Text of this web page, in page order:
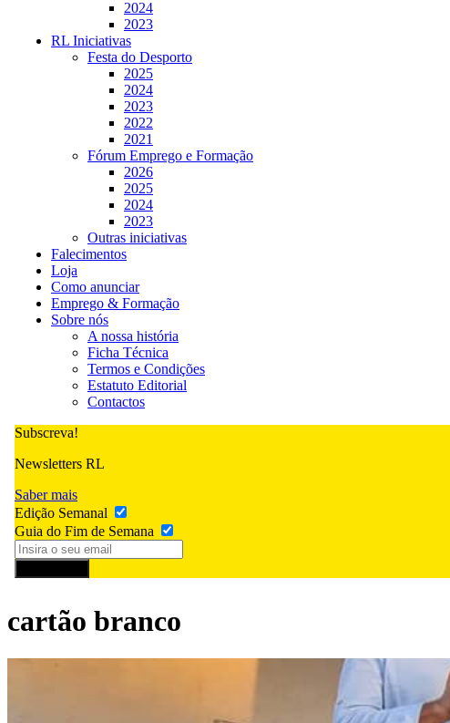
2024
2023
RL Iniciativas
Festa do Desporto
2025
2024
2023
2022
2021
Fórum Emprego e Formação
2026
2025
2024
2023
Outras iniciativas
Falecimentos
Loja
Como anunciar
Emprego & Formação
Sobre nós
A nossa história
Ficha Técnica
Termos e Condições
Estatuto Editorial
Contactos
Subscreva!
Newsletters RL
Saber mais
Edição Semanal
Guia do Fim de Semana
cartão branco